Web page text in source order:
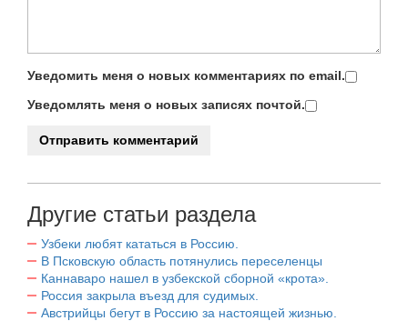
Уведомить меня о новых комментариях по email.
Уведомлять меня о новых записях почтой.
Другие статьи раздела
Узбеки любят кататься в Россию.
В Псковскую область потянулись переселенцы
Каннаваро нашел в узбекской сборной «крота».
Россия закрыла въезд для судимых.
Австрийцы бегут в Россию за настоящей жизнью.